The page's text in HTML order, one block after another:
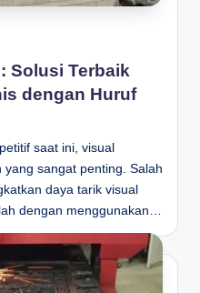
Solusi Terbaik
dengan Huruf
saat ini, visual
sangat penting. Salah
daya tarik visual
dengan menggunakan…